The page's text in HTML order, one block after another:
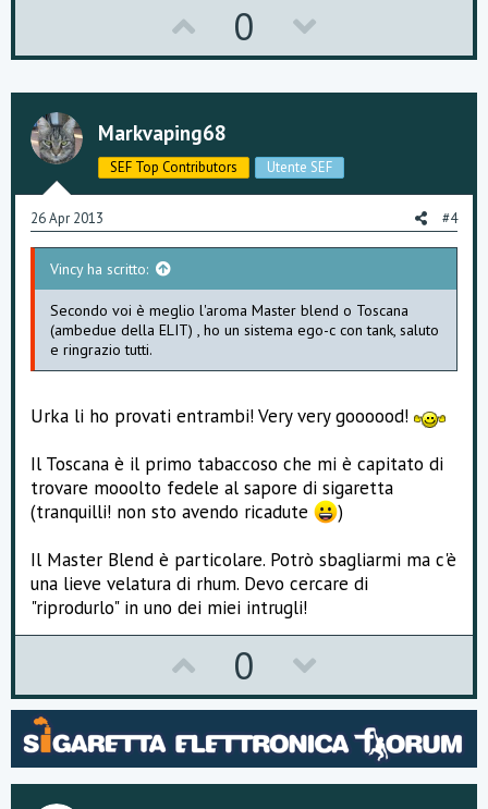
p
v
o
t
e
0
o
w
v
o
t
e
Markvaping68
SEF Top Contributors Utente SEF
26 Apr 2013 #4
Vincy ha scritto:
Secondo voi è meglio l'aroma Master blend o Toscana
(ambedue della ELIT) , ho un sistema ego-c con tank, saluto
e ringrazio tutti.
Urka li ho provati entrambi! Very very goooood!
Il Toscana è il primo tabaccoso che mi è capitato di
trovare mooolto fedele al sapore di sigaretta
(tranquilli! non sto avendo ricadute
)
Il Master Blend è particolare. Potrò sbagliarmi ma c'è
una lieve velatura di rhum. Devo cercare di
"riprodurlo" in uno dei miei intrugli!
p
v
o
0
o
w
n